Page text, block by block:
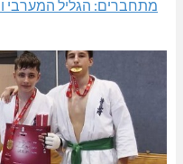
מתחברים: הגליל המערבי